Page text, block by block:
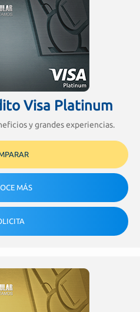
Visa Platinum
y grandes experiencias.
MÁS